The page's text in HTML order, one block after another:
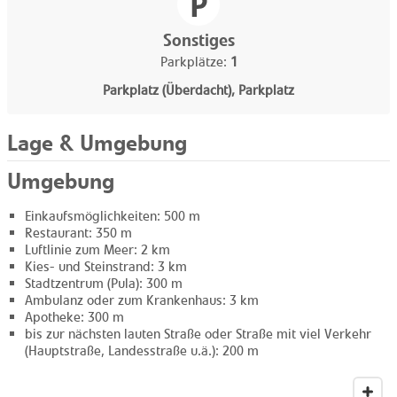
Sonstiges
Parkplätze: 1
Parkplatz (Überdacht), Parkplatz
Lage & Umgebung
Umgebung
Einkaufsmöglichkeiten: 500 m
Restaurant: 350 m
Luftlinie zum Meer: 2 km
Kies- und Steinstrand: 3 km
Stadtzentrum (Pula): 300 m
Ambulanz oder zum Krankenhaus: 3 km
Apotheke: 300 m
bis zur nächsten lauten Straße oder Straße mit viel Verkehr
(Hauptstraße, Landesstraße u.ä.): 200 m